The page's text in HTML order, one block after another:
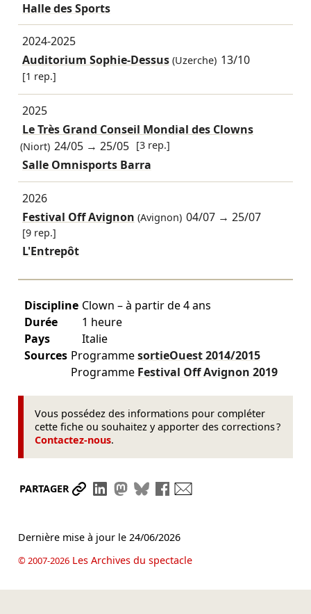
Halle des Sports
2024-2025
Auditorium Sophie-Dessus(Uzerche) 13/10
[1 rep.]
2025
Le Très Grand Conseil Mondial des Clowns
(Niort) 24/05 →25/05 [3 rep.]
Salle Omnisports Barra
2026
Festival Off Avignon (Avignon) 04/07 →25/07
[9 rep.]
L'Entrepôt
Discipline Clown – à partir de 4 ans
Durée
1 heure
Pays
Italie
Sources ProgrammesortieOuest2014/2015
Programme Festival Off Avignon 2019
Vous possédez des informations pour compléter
cette fiche ou souhaitez y apporter des corrections ?
Contactez-nous.
PARTAGER Partager le lien
Partager sur LinkedIn
Partager sur Mastodon
Partager sur Bluesky
Partager sur Facebook
Dernière mise à jour le 24/06/2026
© 2007-2026Les Archives du spectacle